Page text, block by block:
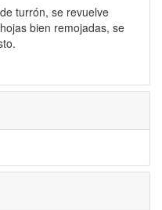
turrón, se revuelve
bien remojadas, se